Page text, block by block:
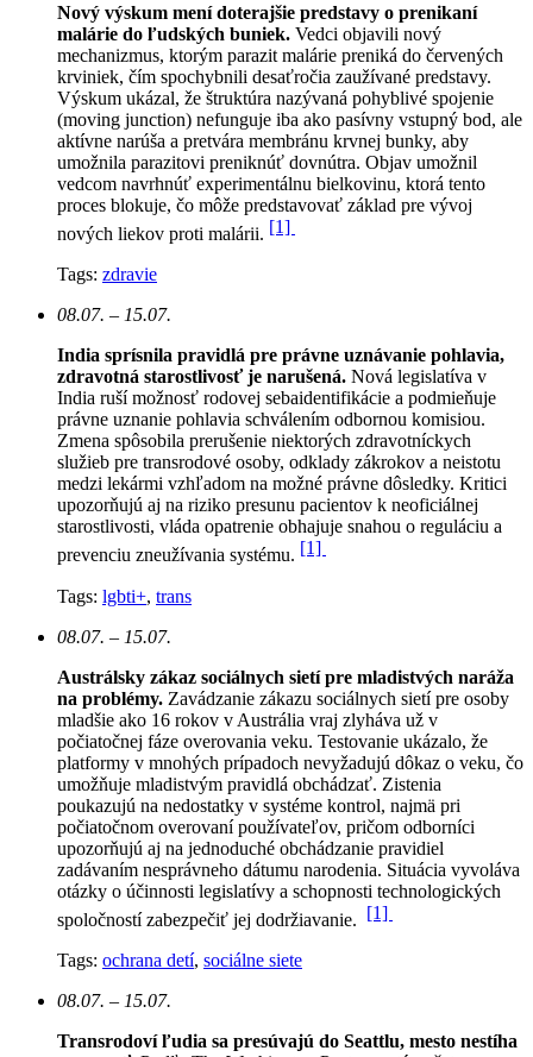
Nový výskum mení doterajšie predstavy o prenikaní
malárie do ľudských buniek. Vedci objavili nový
mechanizmus, ktorým parazit malárie preniká do červených
krviniek, čím spochybnili desaťročia zaužívané predstavy.
Výskum ukázal, že štruktúra nazývaná pohyblivé spojenie
(moving junction) nefunguje iba ako pasívny vstupný bod, ale
aktívne narúša a pretvára membránu krvnej bunky, aby
umožnila parazitovi preniknúť dovnútra. Objav umožnil
vedcom navrhnúť experimentálnu bielkovinu, ktorá tento
proces blokuje, čo môže predstavovať základ pre vývoj
nových liekov proti malárii. [1]
Tags: zdravie
08.07. – 15.07.
India sprísnila pravidlá pre právne uznávanie pohlavia,
zdravotná starostlivosť je narušená. Nová legislatíva v
India ruší možnosť rodovej sebaidentifikácie a podmieňuje
právne uznanie pohlavia schválením odbornou komisiou.
Zmena spôsobila prerušenie niektorých zdravotníckych
služieb pre transrodové osoby, odklady zákrokov a neistotu
medzi lekármi vzhľadom na možné právne dôsledky. Kritici
upozorňujú aj na riziko presunu pacientov k neoficiálnej
starostlivosti, vláda opatrenie obhajuje snahou o reguláciu a
prevenciu zneužívania systému. [1]
Tags: lgbti+, trans
08.07. – 15.07.
Austrálsky zákaz sociálnych sietí pre mladistvých naráža
na problémy. Zavádzanie zákazu sociálnych sietí pre osoby
mladšie ako 16 rokov v Austrália vraj zlyháva už v
počiatočnej fáze overovania veku. Testovanie ukázalo, že
platformy v mnohých prípadoch nevyžadujú dôkaz o veku, čo
umožňuje mladistvým pravidlá obchádzať. Zistenia
poukazujú na nedostatky v systéme kontrol, najmä pri
počiatočnom overovaní používateľov, pričom odborníci
upozorňujú aj na jednoduché obchádzanie pravidiel
zadávaním nesprávneho dátumu narodenia. Situácia vyvoláva
otázky o účinnosti legislatívy a schopnosti technologických
spoločností zabezpečiť jej dodržiavanie. [1]
Tags: ochrana detí, sociálne siete
08.07. – 15.07.
Transrodoví ľudia sa presúvajú do Seattlu, mesto nestíha